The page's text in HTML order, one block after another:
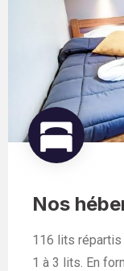
Nos
116 lits répartis
1 à 3 lits. En